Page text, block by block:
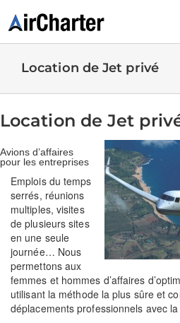
content
Location de Jet privé
Location de Jet
Avions d’affaires
pour les entreprises
Emplois du temps
serrés, réunions
multiples, visites
de plusieurs sites
en une seule
journée… Nous
permettons aux
femmes et hommes d’affaires
utilisant la méthode la plus sûre et
déplacements professionnels avec